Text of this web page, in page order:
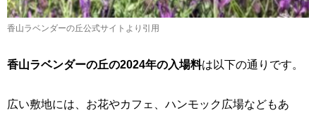
香山ラベンダーの丘公式サイトより引用
香山ラベンダーの丘の2024年の入場料は以下の通りです。
広い敷地には、お花やカフェ、ハンモック広場などもあ